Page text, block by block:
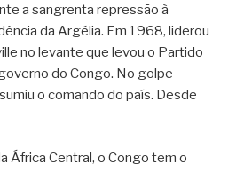
a sangrenta repressão à
da Argélia. Em 1968, liderou
no levante que levou o Partido
do Congo. No golpe
o comando do país. Desde
África Central, o Congo tem o